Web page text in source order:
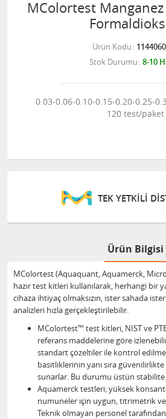
MColortest
Ürün Kodu
Stok Durumu 8-10
0.03-0.06-0.10-0.15-0.20-0.25-
120 test/paket
TEK YETKİLİ
Ürün Bilgisi
MColortest (Aquaquant, Aquamerck,
hazır test kitleri kullanılarak, herhangi bir
cihaza ihtiyaç olmaksızın, ister sahada
analizleri hızla gerçekleştirilebilir.
MColortest™ test kitleri, NIST ve
referans maddelerine göre
standart çözeltiler ile kontrol
basitliklerinin yanı sıra
sunarlar. Bu durumu üstün
Aquamerck testleri; yüksek
numuneler için uygun, titrimetrik
Teknik olmayan personel